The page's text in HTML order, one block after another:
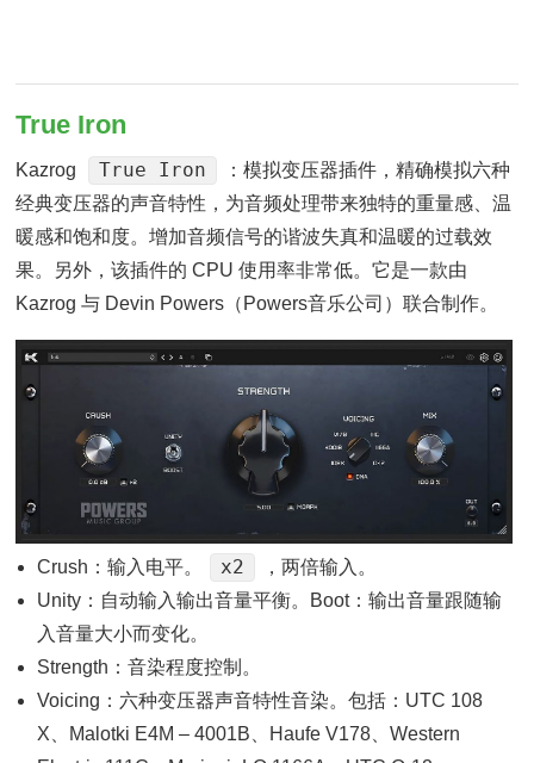
True Iron
Kazrog True Iron
：模拟变压器插件，精确模拟六种
经典变压器的声音特性，为音频处理带来独特的重量感、温
暖感和饱和度。增加音频信号的谐波失真和温暖的过载效
果。另外，该插件的 CPU 使用率非常低。它是一款由
Kazrog 与 Devin Powers（Powers音乐公司）联合制作。
Crush：输入电平。 x2
，两倍输入。
Unity：自动输入输出音量平衡。Boot：输出音量跟随输
入音量大小而变化。
Strength：音染程度控制。
Voicing：六种变压器声音特性音染。包括：UTC 108
X、Malotki E4M – 4001B、Haufe V178、Western